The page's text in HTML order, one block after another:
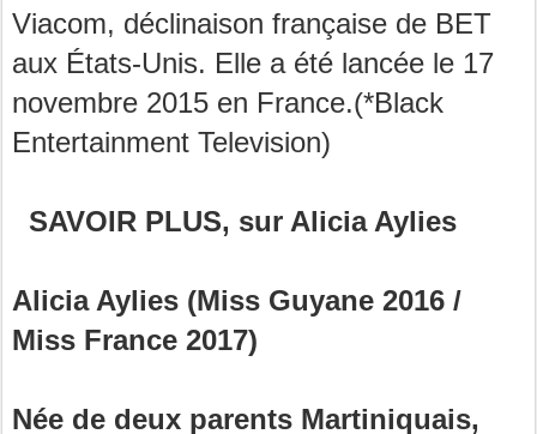
Viacom, déclinaison française de BET
aux États-Unis. Elle a été lancée le 17
novembre 2015 en France.(*Black
Entertainment Television)
SAVOIR PLUS, sur Alicia Aylies
Alicia Aylies (Miss Guyane 2016 /
Miss France 2017)
Née de deux parents Martiniquais,